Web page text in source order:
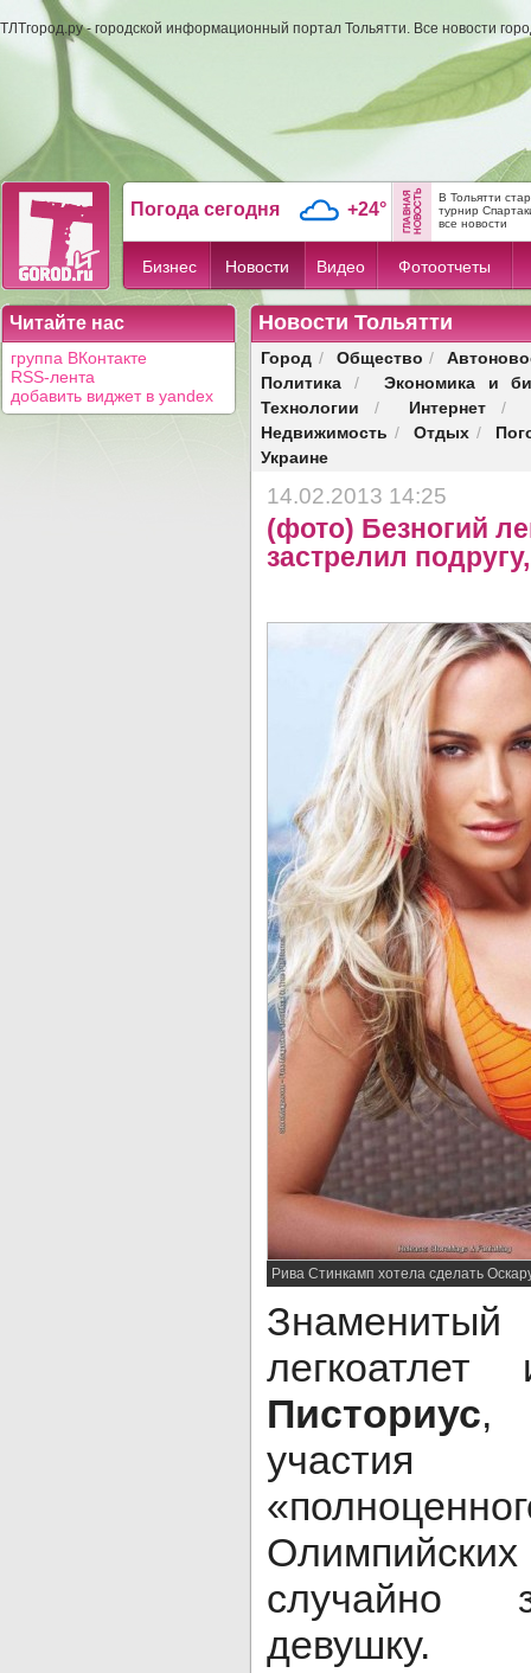
ТЛТгород.ру - городской информационный портал Тольятти. Все новости
Погода сегодня +24°
В Тольятти
турнир
все новости
Бизнес Новости Видео Фотоотчеты
Читайте нас
группа ВКонтакте
RSS-лента
добавить виджет в yandex
Новости Тольятти
Город / Общество /
Политика /
Экономика и
Технологии / Интернет /
Недвижимость / Отдых /
Украине
14.02.2013 14:25
(фото) Безногий
застрелил
Рива Стинкамп хотела сделать
Писториус,
случайно
девушку.